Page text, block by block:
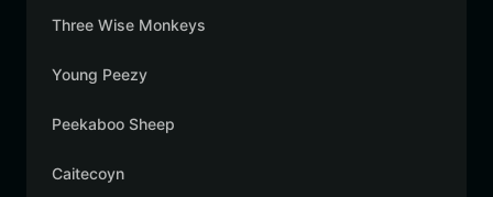
Three Wise Monkeys
Young Peezy
Peekaboo Sheep
Caitecoyn